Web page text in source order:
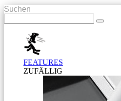
Suchen
FEATURES
ZUFÄLLIG